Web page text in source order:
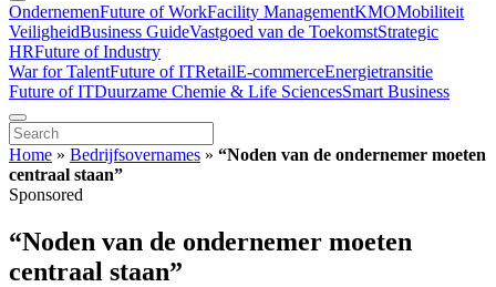
OndernemenFuture of WorkFacility ManagementKMOMobiliteit
VeiligheidBusiness GuideVastgoed van de ToekomstStrategic
HRFuture of Industry
War for TalentFuture of ITRetailE-commerceEnergietransitie
Future of ITDuurzame Chemie & Life SciencesSmart Business
Home » Bedrijfsovernames » “Noden van de ondernemer moeten
centraal staan”
Sponsored
“Noden van de ondernemer moeten
centraal staan”